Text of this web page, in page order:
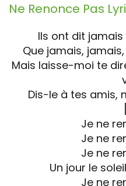
Ne Renonce Pas
Ils ont dit jamais
Que jamais,
Mais laisse-moi te
Dis-le à tes amis,
Je ne
Je ne
Je ne
Un jour le
Je ne